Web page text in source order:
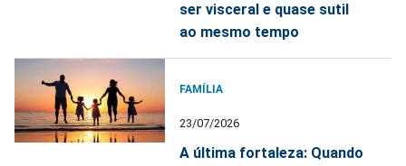
ser visceral e quase sutil
ao mesmo tempo
FAMÍLIA
23/07/2026
A última fortaleza: Quando